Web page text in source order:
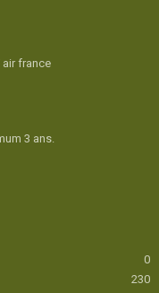
france
3 ans.
0
230